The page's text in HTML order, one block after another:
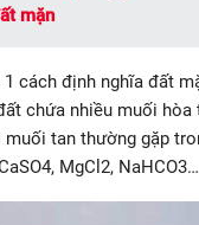
mặn
cách định nghĩa đất
chứa nhiều muối hòa
muối tan thường gặp
MgCl2, NaHCO3…